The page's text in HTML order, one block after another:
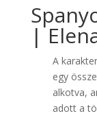
|
A
egy
alkotva,
adott a